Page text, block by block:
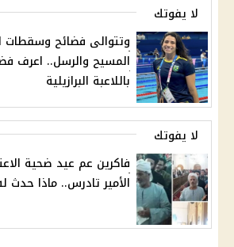
لا يفوتك
وتتوالى فضائح وسقطات
المسيح والرسل.. اعرف
باللاعبة البرازيلية
لا يفوتك
فاكرين عم عيد ضحية
الأمير تادرس.. ماذا حدث